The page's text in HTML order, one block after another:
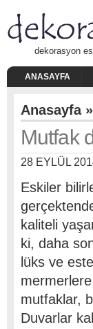
dekorasyon
ANASAYFA
Anasayfa»
Mutfak
28 EYLÜL
Eskiler
kaliteli
ki, daha
lüks ve
mutfaklar,
Duvarlar